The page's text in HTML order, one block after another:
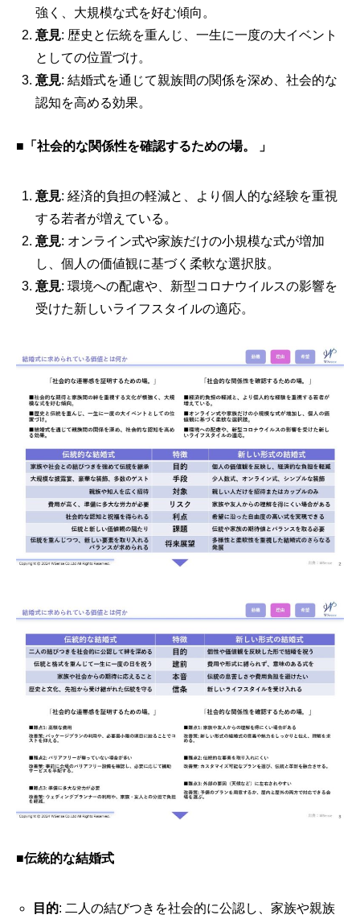
強く、大規模な式を好む傾向。
意見: 歴史と伝統を重んじ、一生に一度の大イベント
としての位置づけ。
意見: 結婚式を通じて親族間の関係を深め、社会的な
認知を高める効果。
■ 「社会的な関係性を確認するための場。 」
意見: 経済的負担の軽減と、より個人的な経験を重視
する若者が増えている。
意見: オンライン式や家族だけの小規模な式が増加
し、個人の価値観に基づく柔軟な選択肢。
意見: 環境への配慮や、新型コロナウイルスの影響を
受けた新しいライフスタイルの適応。
■伝統的な結婚式
目的: 二人の結びつきを社会的に公認し、家族や親族